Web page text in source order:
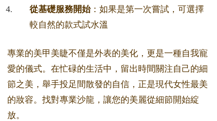
從基礎服務開始：如果是第一次嘗試，可選擇
較自然的款式試水溫
專業的美甲美睫不僅是外表的美化，更是一種自我寵
愛的儀式。在忙碌的生活中，留出時間關注自己的細
節之美，舉手投足間散發的自信，正是現代女性最美
的妝容。找對專業沙龍，讓您的美麗從細節開始綻
放。